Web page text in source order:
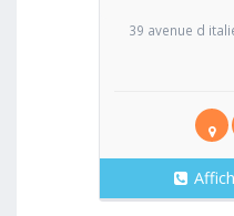
39 avenue d